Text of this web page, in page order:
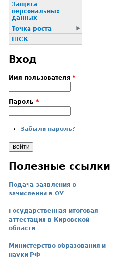
Защита
персональных
данных
Точка роста
ШСК
Вход
Имя пользователя *
Пароль *
Забыли пароль?
Полезные ссылки
Подача заявления о
зачислении в ОУ
Государственная итоговая
аттестация в Кировской
области
Министерство образования и
науки РФ